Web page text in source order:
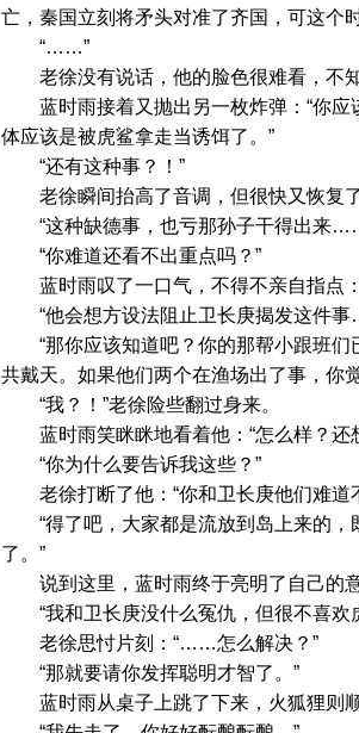
亡，秦国立刻将矛头对准了齐国，可这个
“……”
老徐没有说话，他的脸色很难看，不知
蓝时雨接着又抛出另一枚炸弹：“你应
体应该是被虎鲨拿走当诱饵了。”
“还有这种事？！”
老徐瞬间抬高了音调，但很快又恢复了
“这种缺德事，也亏那孙子干得出来
“你难道还看不出重点吗？”
蓝时雨叹了一口气，不得不亲自指点：
“他会想方设法阻止卫长庚揭发这件事
“那你应该知道吧？你的那帮小跟班们
共戴天。如果他们两个在渔场出了事，你
“我？！”老徐险些翻过身来。
蓝时雨笑眯眯地看着他：“怎么样？还
“你为什么要告诉我这些？”
老徐打断了他：“你和卫长庚他们难道
“得了吧，大家都是流放到岛上来的，
了。”
说到这里，蓝时雨终于亮明了自己的意
“我和卫长庚没什么冤仇，但很不喜欢
老徐思忖片刻：“……怎么解决？”
“那就要请你发挥聪明才智了。”
蓝时雨从桌子上跳了下来，火狐狸则顺